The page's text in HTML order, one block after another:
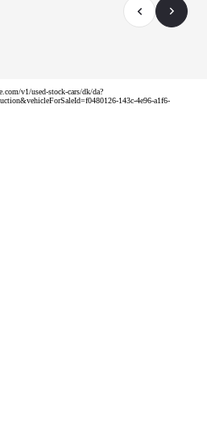
v1/used-stock-cars/dk/da?
143c-4e96-a1f6-